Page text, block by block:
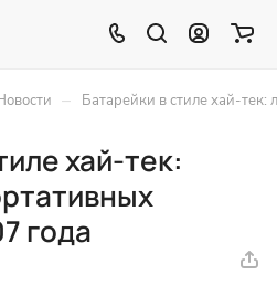
– Батарейки в стиле хай-тек:
хай-тек:
года